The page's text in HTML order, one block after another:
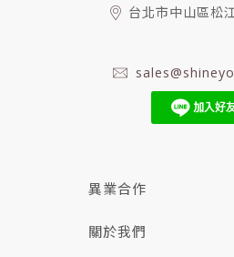
台北市中山區松
異業合作
關於我們